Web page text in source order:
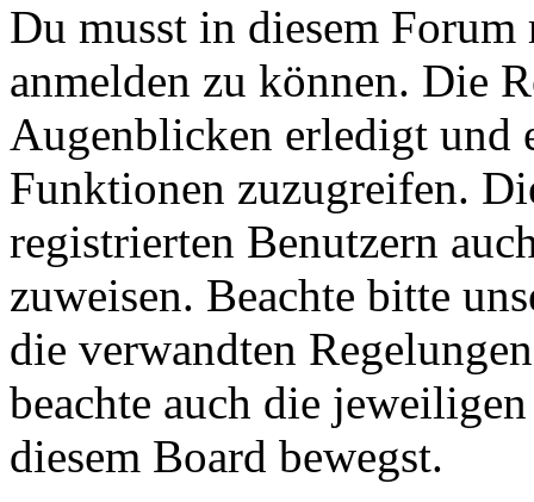
Du musst in diesem
anmelden zu können. Die
Augenblicken erledigt und
Funktionen zuzugreifen.
registrierten Benutzern
zuweisen. Beachte bitte
die verwandten
beachte auch die
diesem Board bewegst.